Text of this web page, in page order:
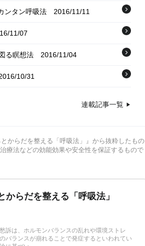
ンタン呼吸法 2016/11/11
11/07
る瞑想法 2016/11/04
10/31
連載記事一覧
からだを整える「呼吸法」』から抜粋したもの
療法などの効能効果や安全性を保証するもので
らだを整える「呼吸法」
訴は、ホルモンバランスの乱れや環境ストレ
バランスが崩れることで発症するといわれてい